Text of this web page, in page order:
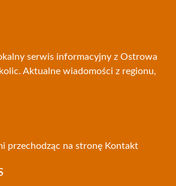
serwis informacyjny z Ostrowa
Aktualne wiadomości z regionu,
przechodząc na stronę Kontakt